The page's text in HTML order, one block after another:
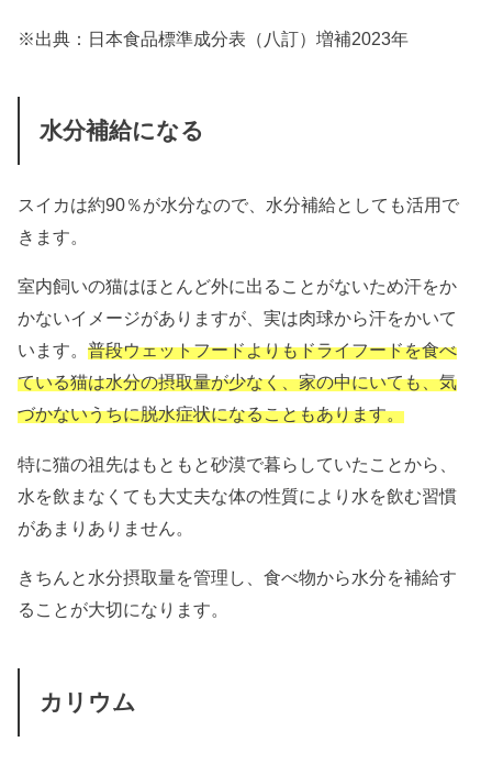
※出典：日本食品標準成分表（八訂）増補2023年
水分補給になる
スイカは約90％が水分なので、水分補給としても活用で
きます。
室内飼いの猫はほとんど外に出ることがないため汗をか
かないイメージがありますが、実は肉球から汗をかいて
います。普段ウェットフードよりもドライフードを食べ
ている猫は水分の摂取量が少なく、家の中にいても、気
づかないうちに脱水症状になることもあります。
特に猫の祖先はもともと砂漠で暮らしていたことから、
水を飲まなくても大丈夫な体の性質により水を飲む習慣
があまりありません。
きちんと水分摂取量を管理し、食べ物から水分を補給す
ることが大切になります。
カリウム